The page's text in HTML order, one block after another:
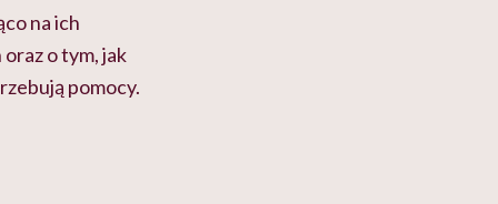
na ich
o tym, jak
pomocy.